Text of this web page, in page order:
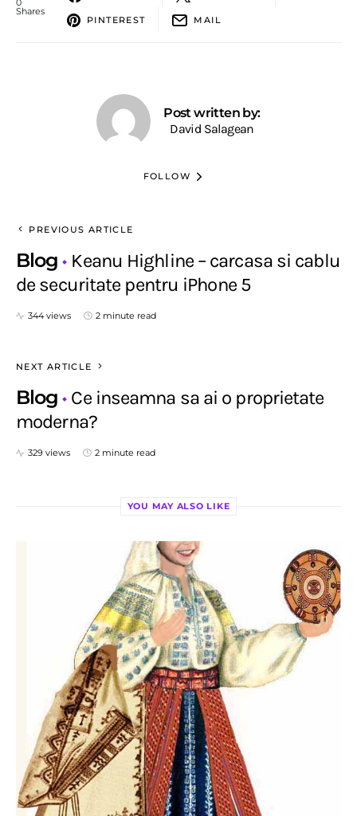
0
Shares
PINTEREST MAIL
Post written by:
David Salagean
FOLLOW
PREVIOUS ARTICLE
Blog
Keanu Highline – carcasa si cablu
de securitate pentru iPhone 5
344 views 2 minute read
NEXT ARTICLE
Blog
Ce inseamna sa ai o proprietate
moderna?
329 views 2 minute read
YOU MAY ALSO LIKE